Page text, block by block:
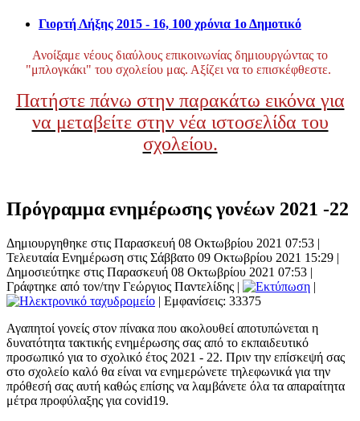
Γιορτή Λήξης 2015 - 16, 100 χρόνια 1ο Δημοτικό
Ανοίξαμε νέους διαύλους επικοινωνίας δημιουργώντας το
"μπλογκάκι" του σχολείου μας. Αξίζει να το επισκέφθεστε.
Πατήστε πάνω στην παρακάτω εικόνα για
να μεταβείτε στην νέα ιστοσελίδα του
σχολείου.
Πρόγραμμα ενημέρωσης γονέων 2021 -22
Δημιουργηθηκε στις Παρασκευή 08 Οκτωβρίου 2021 07:53 |
Τελευταία Ενημέρωση στις Σάββατο 09 Οκτωβρίου 2021 15:29 |
Δημοσιεύτηκε στις Παρασκευή 08 Οκτωβρίου 2021 07:53 |
Γράφτηκε από τον/την Γεώργιος Παντελίδης |
|
| Εμφανίσεις: 33375
Αγαπητοί γονείς στον πίνακα που ακολουθεί αποτυπώνεται η
δυνατότητα τακτικής ενημέρωσης σας από το εκπαιδευτικό
προσωπικό για το σχολικό έτος 2021 - 22. Πριν την επίσκεψή σας
στο σχολείο καλό θα είναι να ενημερώνετε τηλεφωνικά για την
πρόθεσή σας αυτή καθώς επίσης να λαμβάνετε όλα τα απαραίτητα
μέτρα προφύλαξης για covid19.